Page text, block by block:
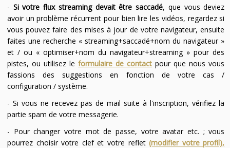
- Si votre flux streaming devait être saccadé, que vous deviez
avoir un problème récurrent pour bien lire les vidéos, regardez si
vous pouvez faire des mises à jour de votre navigateur, ensuite
faites une recherche « streaming+saccadé+nom du navigateur »
et / ou « optimiser+nom du navigateur+streaming » pour des
pistes, ou utilisez leformulaire de contact pour que nous vous
fassions des suggestions en fonction de votre cas /
configuration / système.
- Si vous ne recevez pas de mail suite à l'inscription, vérifiez la
partie spam de votre messagerie.
- Pour changer votre mot de passe, votre avatar etc. ; vous
pourrez choisir votre clef et votre reflet(modifier votre profil),